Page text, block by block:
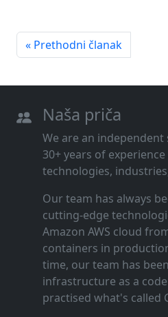
« Prethodni članak
Naša priča
We are an
30+ years of
technologies,
Our team has always
cutting‑edge
Amazon AWS cloud
containers in
time, our team has
infrastructure as a
practised what's called